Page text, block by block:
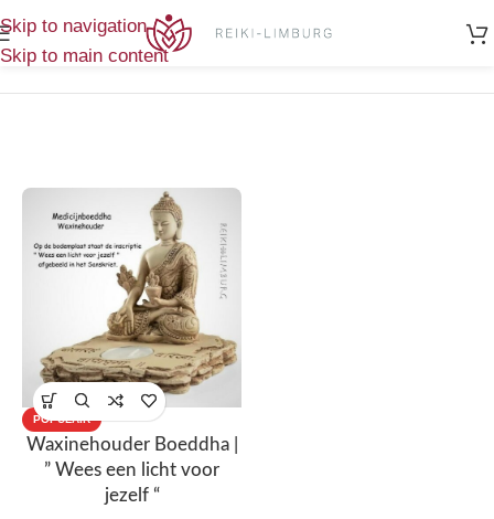
Skip to navigation
Skip to main content
Sfeerlichten/
waxinehouder 3-boeddha
POPULAIR
Waxinehouder Boeddha |
” Wees een licht voor
jezelf “